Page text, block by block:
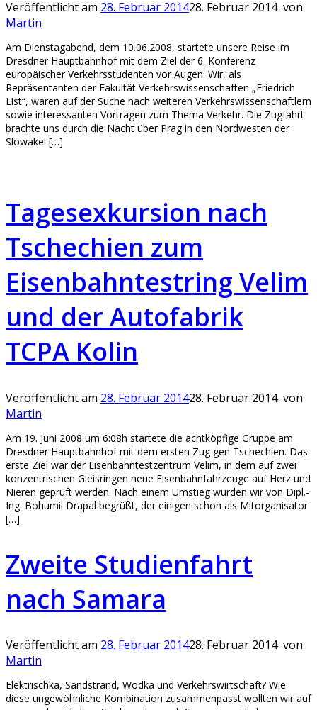
Veröffentlicht am 28. Februar 201428. Februar 2014 von
Martin
Am Dienstagabend, dem 10.06.2008, startete unsere Reise im
Dresdner Hauptbahnhof mit dem Ziel der 6. Konferenz
europäischer Verkehrsstudenten vor Augen. Wir, als
Repräsentanten der Fakultät Verkehrswissenschaften „Friedrich
List“, waren auf der Suche nach weiteren Verkehrswissenschaftlern
sowie interessanten Vorträgen zum Thema Verkehr. Die Zugfahrt
brachte uns durch die Nacht über Prag in den Nordwesten der
Slowakei […]
Tagesexkursion nach
Tschechien zum
Eisenbahntestring Velim
und der Autofabrik
TCPA Kolin
Veröffentlicht am 28. Februar 201428. Februar 2014 von
Martin
Am 19. Juni 2008 um 6:08h startete die achtköpfige Gruppe am
Dresdner Hauptbahnhof mit dem ersten Zug gen Tschechien. Das
erste Ziel war der Eisenbahntestzentrum Velim, in dem auf zwei
konzentrischen Gleisringen neue Eisenbahnfahrzeuge auf Herz und
Nieren geprüft werden. Nach einem Umstieg wurden wir von Dipl.-
Ing. Bohumil Drapal begrüßt, der einigen schon als Mitorganisator
[…]
Zweite Studienfahrt
nach Samara
Veröffentlicht am 28. Februar 201428. Februar 2014 von
Martin
Elektrischka, Sandstrand, Wodka und Verkehrswirtschaft? Wie
diese ungewöhnliche Kombination zusammenpasst wollten wir auf